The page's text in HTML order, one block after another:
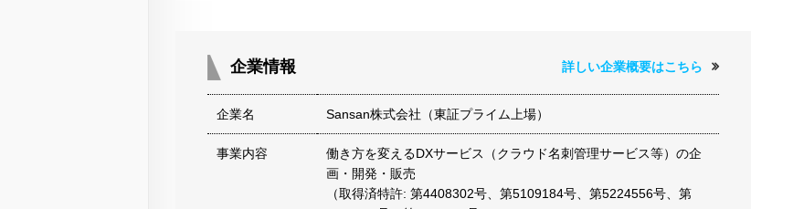
企業情報 詳しい企業概要はこちら
企業名 Sansan株式会社（東証プライム上場）
事業内容
働き方を変えるDXサービス（クラウド名刺管理サービス等）の企
画・開発・販売
（取得済特許: 第4408302号、第5109184号、第5224556号、第